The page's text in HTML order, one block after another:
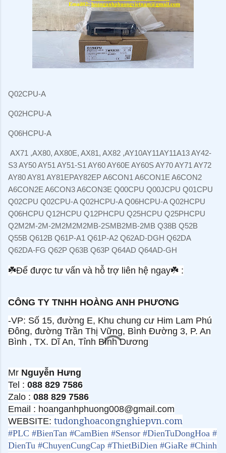
Q02CPU-A
Q02HCPU-A
Q06HCPU-A
AX71 ,AX80, AX80E, AX81, AX82 ,AY10AY11AY11A13 AY42-
S3 AY50 AY51 AY51-S1 AY60 AY60E AY60S AY70 AY71 AY72
AY80 AY81 AY81EPAY82EP A6CON1 A6CON1E A6CON2
A6CON2E A6CON3 A6CON3E Q00CPU Q00JCPU Q01CPU
Q02CPU Q02CPU-A Q02HCPU-A Q06HCPU-A Q02HCPU
Q06HCPU Q12HCPU Q12PHCPU Q25HCPU Q25PHCPU
Q2M2M-2M-2M2M2M2MB-2SMB2MB-2MB Q38B Q52B
Q55B Q612B Q61P-A1 Q61P-A2 Q62AD-DGH Q62DA
Q62DA-FG Q62P Q63B Q63P Q64AD Q64AD-GH
☘Để được tư vấn và hỗ trợ liên hệ ngay☘ :
CÔNG TY TNHH HOÀNG ANH PHƯƠNG
-VP: Số 15, đường E, Khu chung cư Him Lam Phú
Đông, đường Trần Thị Vững, Bình Đường 3, P. An
Bình , TX. Dĩ An, Tỉnh Bình Dương
Mr Nguyễn Hưng
Tel : 088 829 7586
Zalo : 088 829 7586
Email : hoanganhphuong008@gmail.com
WEBSITE: tudonghoacongnghiepvn.com
#PLC #BienTan #CamBien #Sensor #DienTuDongHoa #
DienTu #ChuyenCungCap #ThietBiDien #GiaRe #Chinh